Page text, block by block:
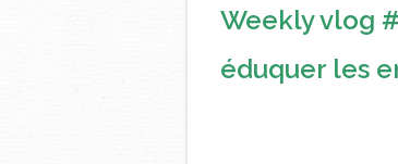
Weekly vlog
éduquer les